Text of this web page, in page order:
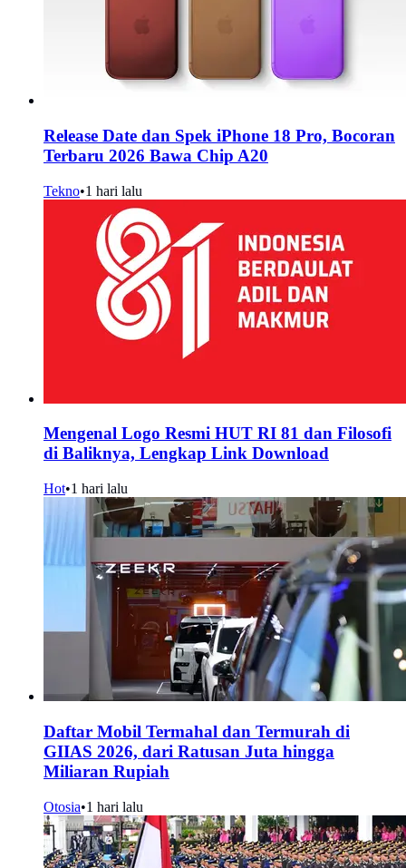
Release Date dan Spek iPhone 18 Pro, Bocoran
Terbaru 2026 Bawa Chip A20
Tekno•1 hari lalu
Mengenal Logo Resmi HUT RI 81 dan Filosofi
di Baliknya, Lengkap Link Download
Hot•1 hari lalu
Daftar Mobil Termahal dan Termurah di
GIIAS 2026, dari Ratusan Juta hingga
Miliaran Rupiah
Otosia•1 hari lalu